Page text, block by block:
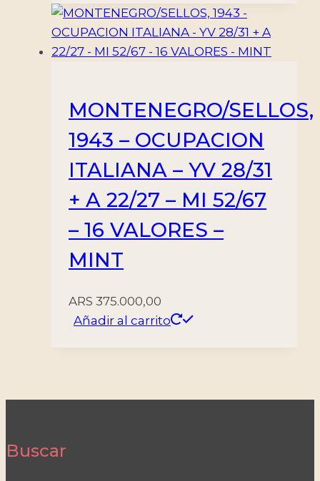
MONTENEGRO/SELLOS,
1943 – OCUPACION
ITALIANA – YV 28/31
+ A 22/27 – MI 52/67
– 16 VALORES –
MINT
ARS 375.000,00
Añadir al carrito
Buscar